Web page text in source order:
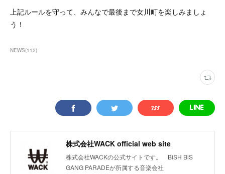
上記ルールを守って、みんなで最後まで女川町を楽しみましょ
う！
NEWS(112)
株式会社WACK official web site
株式会社WACKの公式サイトです。 BiSH BiS
GANG PARADEが所属する音楽会社